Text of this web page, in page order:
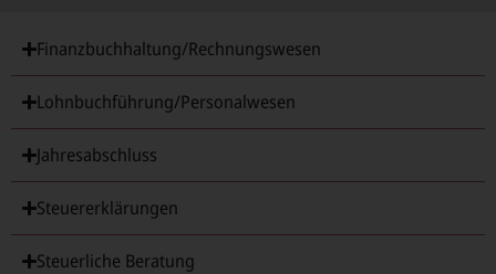
Finanzbuchhaltung/Rechnungswesen
Lohnbuchführung/Personalwesen
Jahresabschluss
Steuererklärungen
Steuerliche Beratung